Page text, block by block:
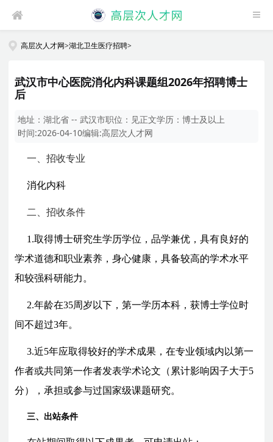
高层次人才网>湖北卫生医疗招聘>
武汉市中心医院消化内科课题组2026年招聘博士
后
地址：湖北省 -- 武汉市职位： 见正文学历：博士及以上
时间:2026-04-10编辑:高层次人才网
一、招收专业
消化内科
二、招收条件
1.取得博士研究生学历学位，品学兼优，具有良好的
学术道德和职业素养，身心健康，具备较高的学术水平
和较强科研能力。
2.年龄在35周岁以下，第一学历本科，获博士学位时
间不超过3年。
3.近5年应取得较好的学术成果，在专业领域内以第一
作者或共同第一作者发表学术论文（累计影响因子大于5
分），承担或参与过国家级课题研究。
三、出站条件